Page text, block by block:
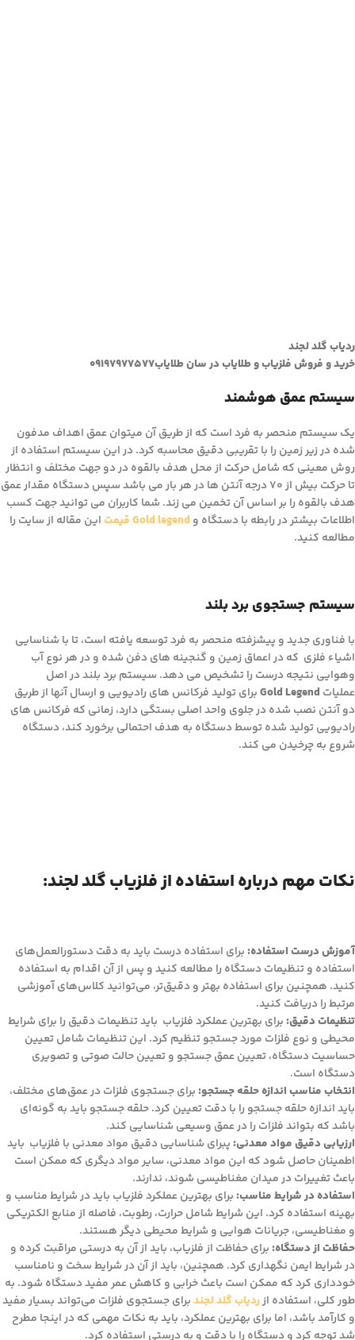
ردیاب گلد لجند
خرید و فروش فلزیاب و طلایاب در سان طلایاب۰۹۱۹۷۹۷۷۵۷۷
سیستم عمق هوشمند
یک سیستم منحصر به فرد است که از طریق آن میتوان عمق اهداف مدفون
شده در زیر زمین را با تقریبی دقیق محاسبه کرد. در این سیستم استفاده از
روش معینی که شامل حرکت از محل هدف بالقوه در دو جهت مختلف و انتظار
تا حرکت بیش از ۷۰ درجه آنتن ها در هر بار می باشد سپس دستگاه مقدار عمق
هدف بالقوه را بر اساس آن تخمین می زند. شما کاربران می توانید جهت کسب
اطلاعات بیشتر در رابطه با دستگاه و Gold legend قیمت
این مقاله از سایت را
مطالعه کنید.
سیستم جستجوی برد بلند
با فناوری جدید و پیشزفته منحصر به فرد توسعه یافته است، تا با شناسایی
اشیاء فلزی که در اعماق زمین و گنجینه های دفن شده و در هر نوع آب
وهوایی نتیجه درست را تشخیص می دهد. سیستم برد بلند در اصل
عملیات Gold Legendبرای تولید فرکانس های رادیویی و ارسال آنها از طریق
دو آنتن نصب شده در جلوی واحد اصلی بستگی دارد، زمانی که فرکانس های
رادیویی تولید شده توسط دستگاه به هدف احتمالی برخورد کند، دستگاه
شروع به چرخیدن می کند.
نکات مهم درباره استفاده از فلزیاب گلد لجند:
آموزش درست استفاده: برای استفاده درست باید به دقت دستورالعمل‌های
استفاده و تنظیمات دستگاه را مطالعه کنید و پس از آن اقدام به استفاده
کنید. همچنین برای استفاده بهتر و دقیق‌تر، می‌توانید کلاس‌های آموزشی
مرتبط را دریافت کنید.
تنظیمات دقیق: برای بهترین عملکرد فلزیاب باید تنظیمات دقیق را برای شرایط
محیطی و نوع فلزات مورد جستجو تنظیم کرد. این تنظیمات شامل تعیین
حساسیت دستگاه، تعیین عمق جستجو و تعیین حالت صوتی و تصویری
دستگاه است.
انتخاب مناسب اندازه حلقه جستجو: برای جستجوی فلزات در عمق‌های مختلف،
باید اندازه حلقه جستجو را با دقت تعیین کرد. حلقه جستجو باید به گونه‌ای
باشد که بتواند فلزات را در عمق وسیعی شناسایی کند.
ارزیابی دقیق مواد معدنی: پبرای شناسایی دقیق مواد معدنی با فلزیاب باید
اطمینان حاصل شود که این مواد معدنی، سایر مواد دیگری که ممکن است
باعث تغییرات در میدان مغناطیسی شوند، ندارند.
استفاده در شرایط مناسب: برای بهترین عملکرد فلزیاب باید در شرایط مناسب و
بهینه استفاده کرد. این شرایط شامل حرارت، رطوبت، فاصله از منابع الکتریکی
و مغناطیسی، جریانات هوایی و شرایط محیطی دیگر هستند.
حفاظت از دستگاه: برای حفاظت از فلزیاب، باید از آن به درستی مراقبت کرده و
در شرایط ایمن نگهداری کرد. همچنین، باید از آن در شرایط سخت و نامناسب
خودداری کرد که ممکن است باعث خرابی و کاهش عمر مفید دستگاه شود. به
طور کلی، استفاده ازردیاب گلد لجندبرای جستجوی فلزات می‌تواند بسیار مفید
و کارآمد باشد، اما برای بهترین عملکرد، باید به نکات مهمی که در اینجا مطرح
شد توجه کرد و دستگاه را با دقت و به درستی استفاده کرد.